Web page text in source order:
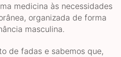
medicina às necessidades
organizada de forma
masculina.
de fadas e sabemos que,